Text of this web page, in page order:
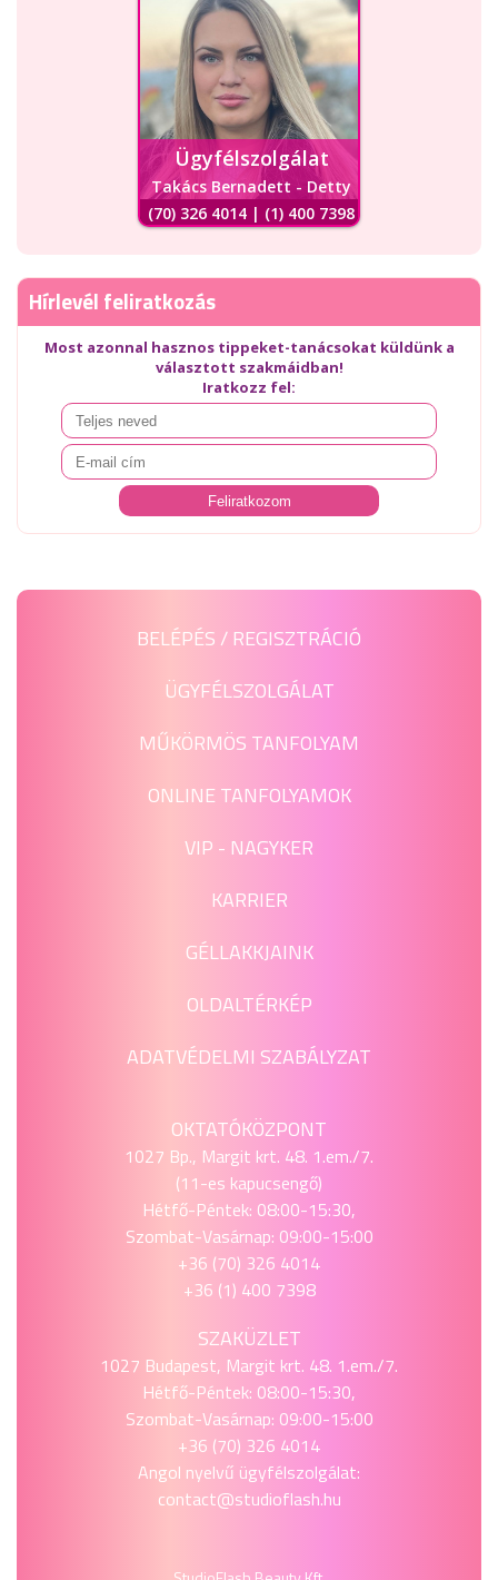
Ügyfélszolgálat
Takács Bernadett - Detty
(70) 326 4014 | (1) 400 7398
Hírlevél feliratkozás
Most azonnal hasznos tippeket-tanácsokat küldünk a
választott szakmáidban!
Iratkozz fel:
BELÉPÉS / REGISZTRÁCIÓ
ÜGYFÉLSZOLGÁLAT
MŰKÖRMÖS TANFOLYAM
ONLINE TANFOLYAMOK
VIP - NAGYKER
KARRIER
GÉLLAKKJAINK
OLDALTÉRKÉP
ADATVÉDELMI SZABÁLYZAT
OKTATÓKÖZPONT
1027 Bp., Margit krt. 48. 1.em./7.
(11-es kapucsengő)
Hétfő-Péntek: 08:00-15:30,
Szombat-Vasárnap: 09:00-15:00
+36 (70) 326 4014
+36 (1) 400 7398
SZAKÜZLET
1027 Budapest, Margit krt. 48. 1.em./7.
Hétfő-Péntek: 08:00-15:30,
Szombat-Vasárnap: 09:00-15:00
+36 (70) 326 4014
Angol nyelvű ügyfélszolgálat:
contact@studioflash.hu